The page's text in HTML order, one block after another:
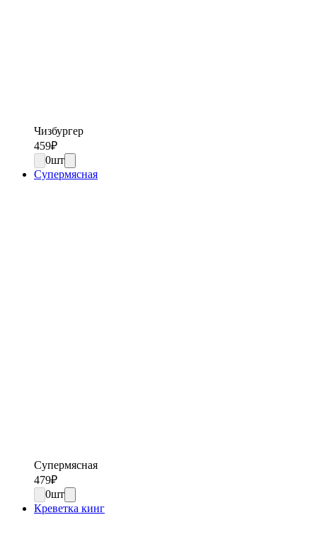
Чизбургер
459₽
0шт
Супермясная
Супермясная
479₽
0шт
Креветка кинг